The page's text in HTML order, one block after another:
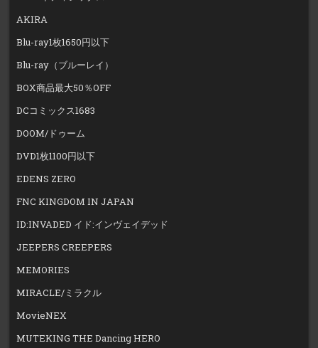
AKIRA
Blu-ray1枚1650円以下
Blu-ray（ブルーレイ）
BOX商品最大50％OFF
DCコミックス1683
DOOM/ドゥーム
DVD1枚1100円以下
EDENS ZERO
FNC KINGDOM IN JAPAN
ID:INVADED イド:インヴェイデッド
JEEPERS CREEPERS
MEMORIES
MIRACLE/ミラクル
MovieNEX
MUTEKING THE Dancing HERO